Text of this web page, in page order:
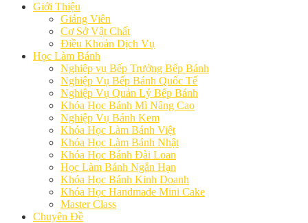
Giới Thiệu
Giảng Viên
Cơ Sở Vật Chất
Điều Khoản Dịch Vụ
Học Làm Bánh
Nghiệp vụ Bếp Trưởng Bếp Bánh
Nghiệp Vụ Bếp Bánh Quốc Tế
Nghiệp Vụ Quản Lý Bếp Bánh
Khóa Học Bánh Mì Nâng Cao
Nghiệp Vụ Bánh Kem
Khóa Học Làm Bánh Việt
Khóa Học Làm Bánh Nhật
Khóa Học Bánh Đài Loan
Học Làm Bánh Ngắn Hạn
Khóa Học Bánh Kinh Doanh
Khóa Học Handmade Mini Cake
Master Class
Chuyên Đề